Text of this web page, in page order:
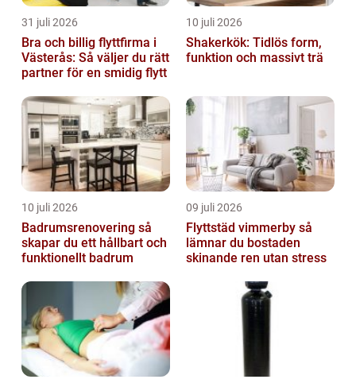
31 juli 2026
Bra och billig flyttfirma i
Västerås: Så väljer du rätt
partner för en smidig flytt
10 juli 2026
Shakerkök: Tidlös form,
funktion och massivt trä
10 juli 2026
Badrumsrenovering så
skapar du ett hållbart och
funktionellt badrum
09 juli 2026
Flyttstäd vimmerby så
lämnar du bostaden
skinande ren utan stress